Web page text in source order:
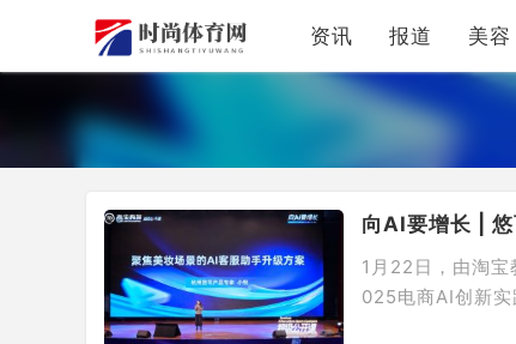
资讯 报道 美容
向AI要增长 |
1月22日，由淘
025电商AI创新实